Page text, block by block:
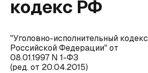
кодекс РФ
"Уголовно-исполнительный кодекс
Российской Федерации" от
08.01.1997 N 1-ФЗ
(ред. от 20.04.2015)